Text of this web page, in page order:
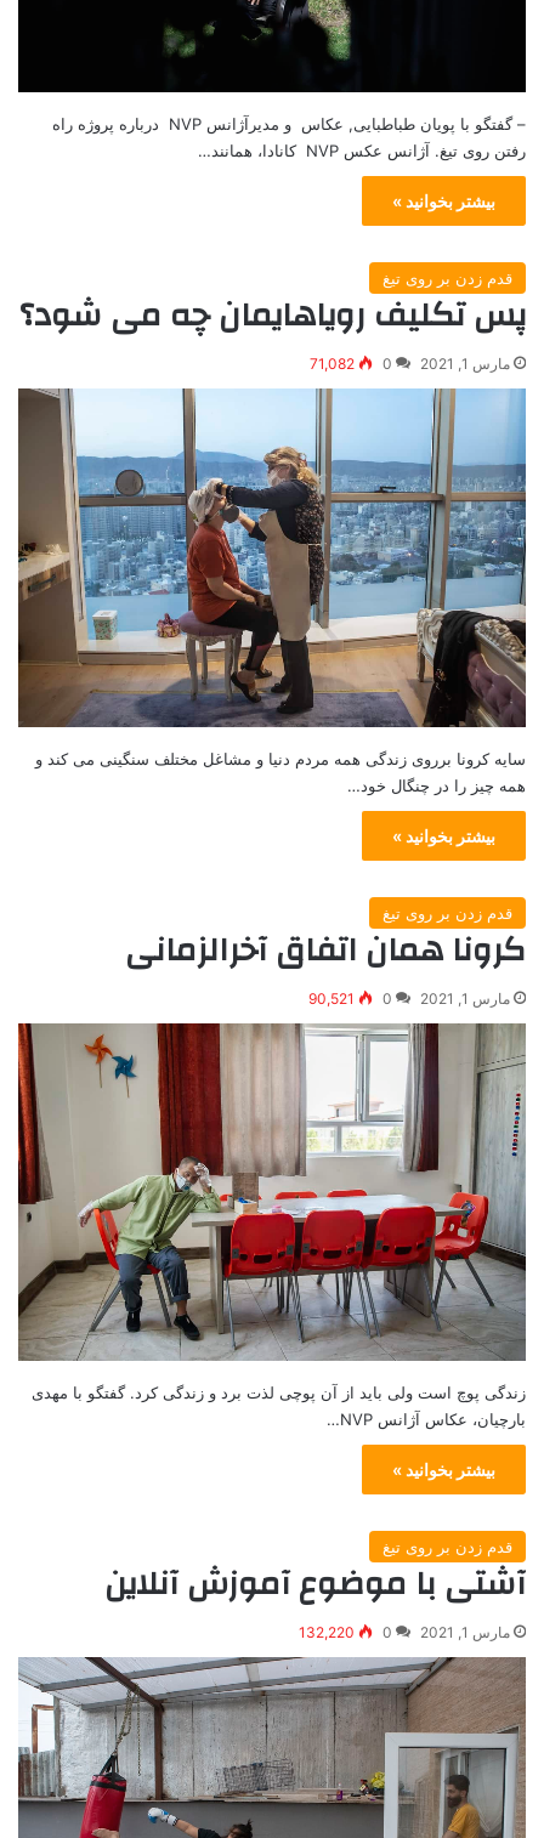
– گفتگو با پویان طباطبایی, عکاس و مدیرآژانس NVP درباره پروژه راه
رفتن روی تیغ. آژانس عکس NVP کانادا، همانند…
بیشتر بخوانید »
قدم زدن بر روی تیغ
پس تکلیف رویاهایمان چه می شود؟
مارس 1, 2021 0
71,082
سایه کرونا برروی زندگی همه مردم دنیا و مشاغل مختلف سنگینی می کند و
همه چیز را در چنگال خود…
بیشتر بخوانید »
قدم زدن بر روی تیغ
کرونا همان اتفاق آخرالزمانی
مارس 1, 2021 0
90,521
زندگی پوچ است ولی باید از آن پوچی لذت برد و زندگی کرد. گفتگو با مهدی
بارچیان، عکاس آژانس NVP…
بیشتر بخوانید »
قدم زدن بر روی تیغ
آشتی با موضوع آموزش آنلاین
مارس 1, 2021 0
132,220